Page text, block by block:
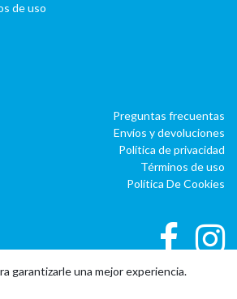
de uso
Preguntas frecuentas
Envíos y devoluciones
Política de privacidad
Términos de uso
Política De Cookies
garantizarle una mejor experiencia.